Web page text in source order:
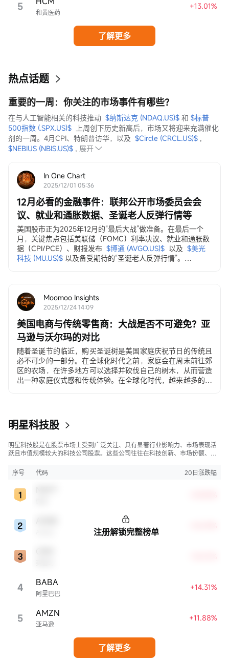
5 和黄医药
+13.01%
了解更多
热点话题
重要的一周：你关注的市场事件有哪些？
在与人工智能相关的科技推动 $纳斯达克 (NDAQ.US)$ 和 $标普
500指数 (.SPX.US)$
  上周创下历史新高后，市场又将迎来充满催化
剂的一周。4月CPI、特朗普访华，以及 $Circle (CRCL.US)$
$NEBIUS (NBIS.US)$ , 展开
In One Chart
2025/12/01 05:36
12月必看的金融事件：联邦公开市场委员会会
议、就业和通胀数据、圣诞老人反弹行情等
美国股市正为2025年12月的“最后大战”做准备。在最后一个
月，关键焦点包括美联储（FOMC）利率决议、就业和通胀数
据（CPI/PCE）、财报发布 $博通 (AVGO.US)$ 以及 $美光
科技 (MU.US)$ 以及备受期待的“圣诞老人反弹行情”。
Moomoo Insights
2025/12/24 14:09
美国电商与传统零售商：大战是否不可避免？亚
马逊与沃尔玛的对比
随着圣诞节的临近，购买圣诞树是美国家庭庆祝节日的传统且
必不可少的一部分。在全球化时代之前，家庭会在周末前往郊
区的农场，在许多地方可以选择并砍伐自己的树木，从而营造
出一种家庭仪式感和传统体验。在全球化时代，越来越多的美
明星科技股
明星科技股是在股票市场上受到广泛关注、具有显著行业影响力、市场表现活
跃且市值规模较大的科技公司股票。这些公司往往在科技创新、市场份额、品
市，特别是科技行业板块乃至全球经济具有显著影响。
序号 代码 20日涨跌幅
4 阿里巴巴
BABA +14.31%
5 亚马逊
AMZN +11.88%
注册解锁完整榜单
了解更多